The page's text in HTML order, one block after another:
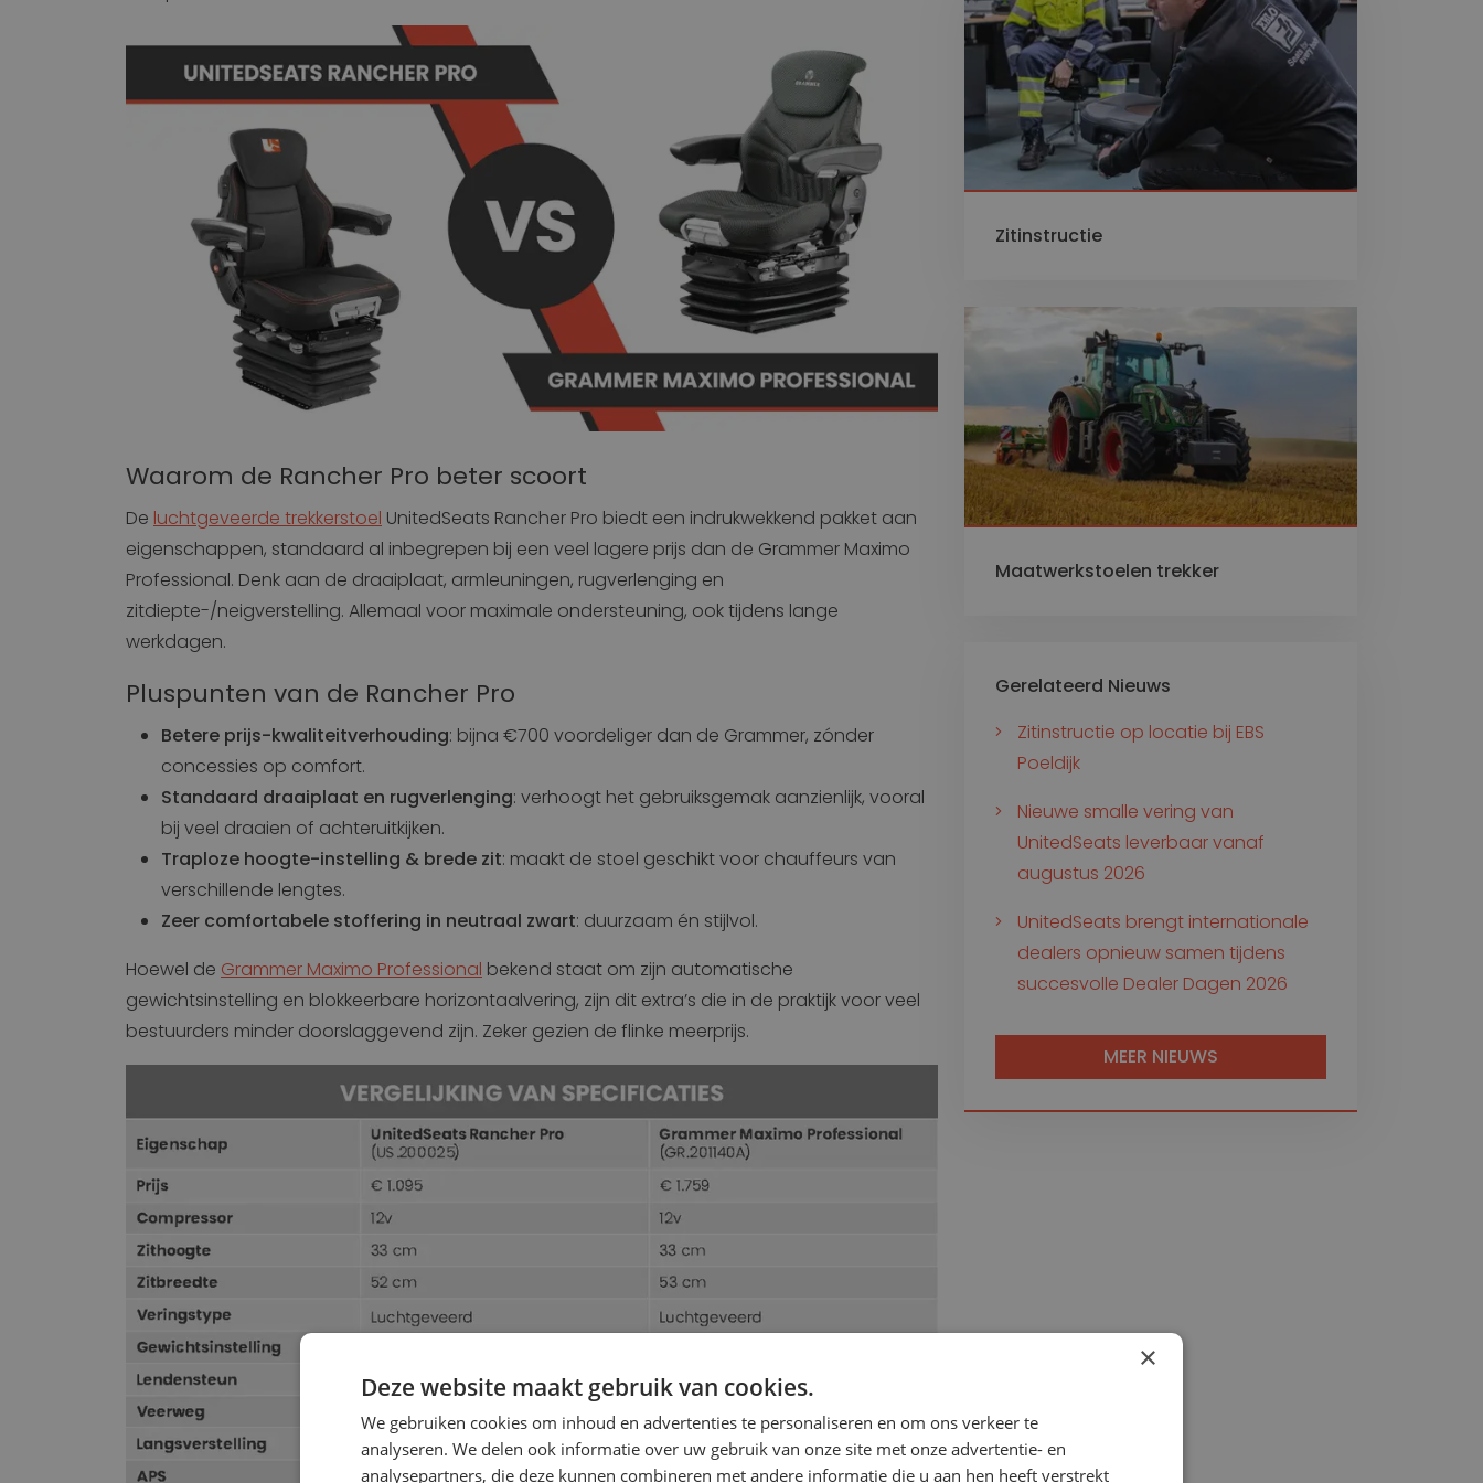
Waarom de Rancher Pro beter scoort
De luchtgeveerde trekkerstoel UnitedSeats Rancher Pro biedt een indrukwekkend pakket aan
eigenschappen, standaard al inbegrepen bij een veel lagere prijs dan de Grammer Maximo
Professional. Denk aan de draaiplaat, armleuningen, rugverlenging en
zitdiepte-/neigverstelling. Allemaal voor maximale ondersteuning, ook tijdens lange
werkdagen.
Pluspunten van de Rancher Pro
Betere prijs-kwaliteitverhouding: bijna €700 voordeliger dan de Grammer, zónder
concessies op comfort.
Standaard draaiplaat en rugverlenging: verhoogt het gebruiksgemak aanzienlijk, vooral
bij veel draaien of achteruitkijken.
Traploze hoogte-instelling & brede zit: maakt de stoel geschikt voor chauffeurs van
verschillende lengtes.
Zeer comfortabele stoffering in neutraal zwart: duurzaam én stijlvol.
Hoewel de Grammer Maximo Professional bekend staat om zijn automatische
gewichtsinstelling en blokkeerbare horizontaalvering, zijn dit extra’s die in de praktijk voor veel
bestuurders minder doorslaggevend zijn. Zeker gezien de flinke meerprijs.
Zitinstructie
Maatwerkstoelen trekker
Gerelateerd Nieuws
Zitinstructie op locatie bij EBS
Poeldijk
Nieuwe smalle vering van
UnitedSeats leverbaar vanaf
augustus 2026
UnitedSeats brengt internationale
dealers opnieuw samen tijdens
succesvolle Dealer Dagen 2026
MEER NIEUWS
×
Deze website maakt gebruik van cookies.
We gebruiken cookies om inhoud en advertenties te personaliseren en om ons verkeer te
analyseren. We delen ook informatie over uw gebruik van onze site met onze advertentie- en
analysepartners, die deze kunnen combineren met andere informatie die u aan hen heeft verstrekt